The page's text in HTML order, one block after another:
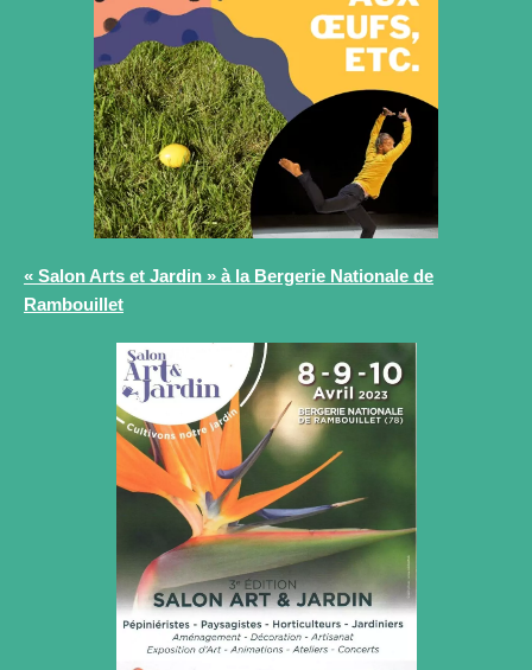
« Salon Arts et Jardin » à la Bergerie Nationale de
Rambouillet